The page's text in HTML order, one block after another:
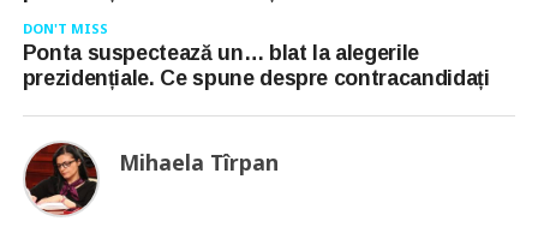
DON'T MISS
Ponta suspectează un… blat la alegerile
prezidențiale. Ce spune despre contracandidați
Mihaela Tîrpan